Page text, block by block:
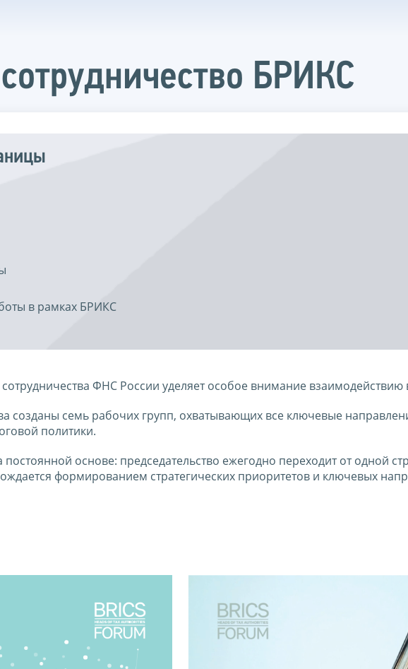
БРИКС
в рамках БРИКС
ФНС России уделяет особое внимание
созданы семь рабочих групп, охватывающих все ключевые
политики.
постоянной основе: председательство ежегодно переходит от одной
формированием стратегических приоритетов и ключевых